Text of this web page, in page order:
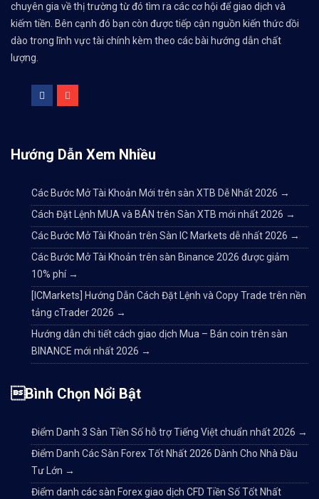
chuyên gia về thị trường từ đó tìm ra các cơ hội để giao dịch và
kiếm tiền. Bên cạnh đó bạn còn được tiếp cận nguồn kiến thức dồi
dào trong lĩnh vực tài chính kèm theo các bài hướng dẫn chất
lượng.
Hướng Dẫn Xem Nhiều
Các Bước Mở Tài Khoản Mới trên sàn XTB Dễ Nhất 2026 →
Cách Đặt Lệnh MUA và BÁN trên Sàn XTB mới nhất 2026 →
Các Bước Mở Tài Khoản trên Sàn IC Markets dễ nhất 2026 →
Các Bước Mở Tài Khoản trên sàn Binance 2026 được giảm
10% phí →
[ICMarkets] Hướng Dẫn Cách Đặt Lệnh và Copy Trade trên nền
tảng cTrader 2026 →
Hướng dẫn chi tiết cách giao dịch Mua – Bán coin trên sàn
BINANCE mới nhất 2026 →
Bình Chọn Nổi Bật
Điểm Danh 3 Sàn Tiền Số hỗ trợ Tiếng Việt chuẩn nhất 2026 →
Điểm Danh Các Sàn Forex Tốt Nhất 2026 Dành Cho Nhà Đầu
Tư Lớn →
Điểm danh các sàn Forex giao dịch CFD Tiền Số Tốt Nhất